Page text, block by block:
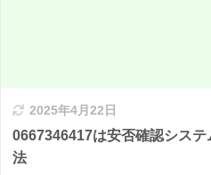
2025年4月22日
0667346417は安否確認シス
法